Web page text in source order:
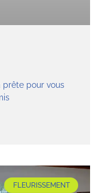
prête pour vous
FLEURISSEMENT